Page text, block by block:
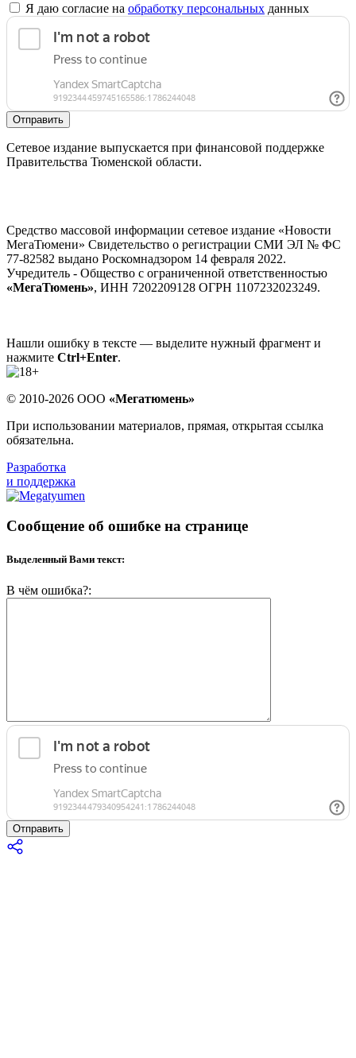
Я даю согласие на обработку персональных данных
Отправить
Сетевое издание выпускается при финансовой поддержке
Правительства Тюменской области.
Средство массовой информации сетевое издание «Новости
МегаТюмени» Свидетельство о регистрации СМИ ЭЛ № ФС
77-82582 выдано Роскомнадзором 14 февраля 2022.
Учредитель - Общество с ограниченной ответственностью
«МегаТюмень», ИНН 7202209128 ОГРН 1107232023249.
Нашли ошибку в тексте — выделите нужный фрагмент и
нажмите Ctrl+Enter.
© 2010-2026 ООО «Мегатюмень»
При использовании материалов, прямая, открытая ссылка
обязательна.
Разработка
и поддержка
Сообщение об ошибке на странице
Выделенный Вами текст:
В чём ошибка?:
Отправить